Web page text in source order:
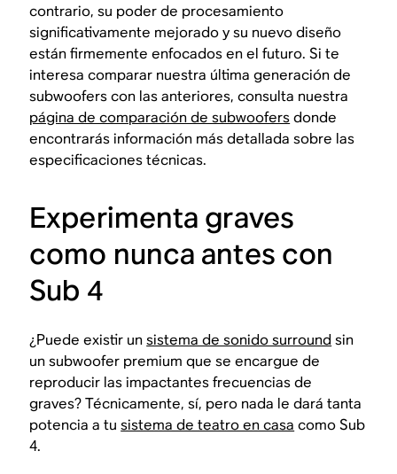
contrario, su poder de procesamiento
significativamente mejorado y su nuevo diseño
están firmemente enfocados en el futuro. Si te
interesa comparar nuestra última generación de
subwoofers con las anteriores, consulta nuestra
página de comparación de subwoofersdonde
encontrarás información más detallada sobre las
especificaciones técnicas.
Experimenta graves
como nunca antes con
Sub 4
¿Puede existir unsistema de sonido surround sin
un subwoofer premium que se encargue de
reproducir las impactantes frecuencias de
graves? Técnicamente, sí, pero nada le dará tanta
potencia a tusistema de teatro en casa como Sub
4.